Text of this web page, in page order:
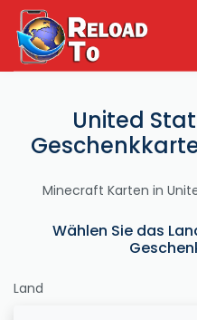
United
Minecraft Karten in
Wählen Sie das
Land